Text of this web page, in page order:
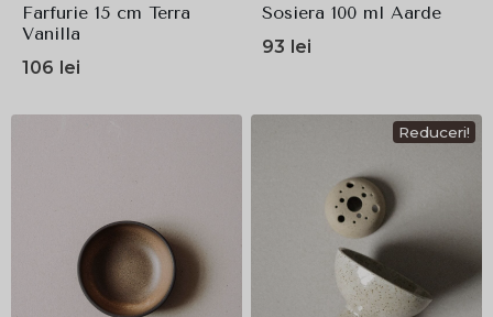
Farfurie 15 cm Terra
Vanilla
106 lei
Sosiera 100 ml Aarde
93 lei
Reduceri!